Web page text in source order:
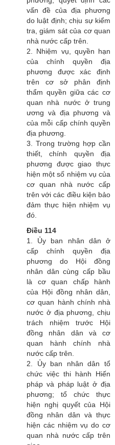
vấn đề của địa phương
do luật định; chịu sự kiểm
tra, giám sát của cơ quan
nhà nước cấp trên.
2. Nhiệm vụ, quyền hạn
của chính quyền địa
phương được xác định
trên cơ sở phân định
thẩm quyền giữa các cơ
quan nhà nước ở trung
ương và địa phương và
của mỗi cấp chính quyền
địa phương.
3. Trong trường hợp cần
thiết, chính quyền địa
phương được giao thực
hiện một số nhiệm vụ của
cơ quan nhà nước cấp
trên với các điều kiện bảo
đảm thực hiện nhiệm vụ
đó.
Điều 114
1. Ủy ban nhân dân ở
cấp chính quyền địa
phương do Hội đồng
nhân dân cùng cấp bầu
là cơ quan chấp hành
của Hội đồng nhân dân,
cơ quan hành chính nhà
nước ở địa phương, chịu
trách nhiệm trước Hội
đồng nhân dân và cơ
quan hành chính nhà
nước cấp trên.
2. Ủy ban nhân dân tổ
chức việc thi hành Hiến
pháp và pháp luật ở địa
phương; tổ chức thực
hiện nghị quyết của Hội
đồng nhân dân và thực
hiện các nhiệm vụ do cơ
quan nhà nước cấp trên